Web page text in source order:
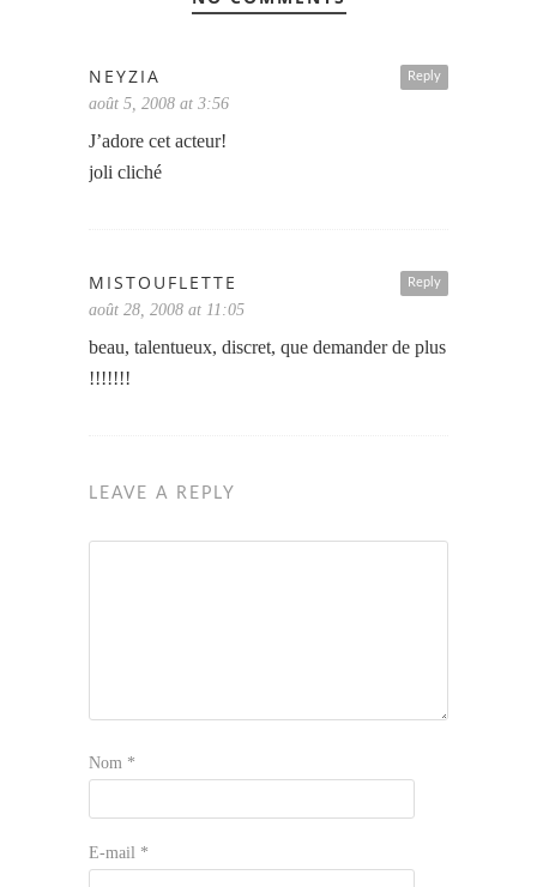
Reply
NEYZIA
août 5, 2008 at 3:56
J’adore cet acteur!
joli cliché
Reply
MISTOUFLETTE
août 28, 2008 at 11:05
beau, talentueux, discret, que demander de plus
!!!!!!!
LEAVE A REPLY
Nom *
E-mail *